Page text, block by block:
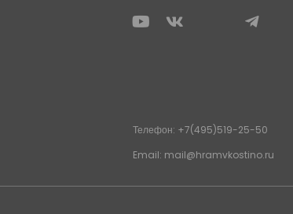
Телефон: +7(495)519-25-50
Email: mail@hramvkostino.ru